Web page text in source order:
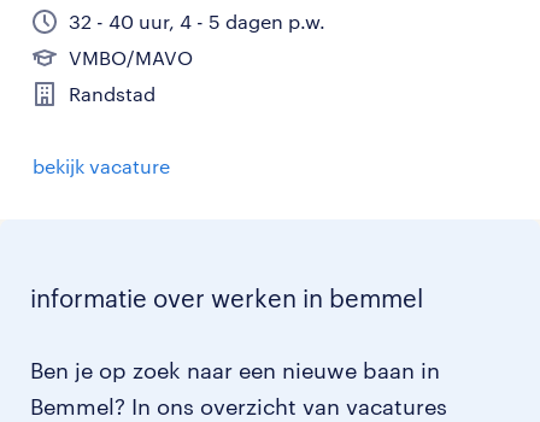
32 - 40 uur, 4 - 5 dagen p.w.
VMBO/MAVO
Randstad
bekijk vacature
informatie over werken in bemmel
Ben je op zoek naar een nieuwe baan in
Bemmel? In ons overzicht van vacatures